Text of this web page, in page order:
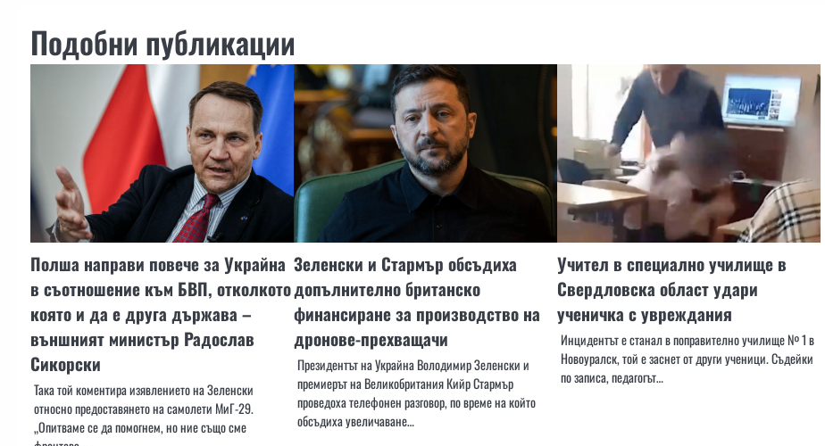
Подобни публикации
Полша направи повече за Украйна
в съотношение към БВП, отколкото
която и да е друга държава –
външният министър Радослав
Сикорски
Така той коментира изявлението на Зеленски
относно предоставянето на самолети МиГ-29.
„Опитваме се да помогнем, но ние също сме
Зеленски и Стармър обсъдиха
допълнително британско
финансиране за производство на
дронове-прехващачи
Президентът на Украйна Володимир Зеленски и
премиерът на Великобритания Кийр Стармър
проведоха телефонен разговор, по време на който
обсъдиха увеличаване…
Учител в специално училище в
Свердловска област удари
ученичка с увреждания
Инцидентът е станал в поправително училище № 1 в
Новоуралск, той е заснет от други ученици. Съдейки
по записа, педагогът…